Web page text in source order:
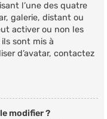
l’une des quatre
galerie, distant ou
activer ou non les
sont mis à
d’avatar, contactez
modifier ?